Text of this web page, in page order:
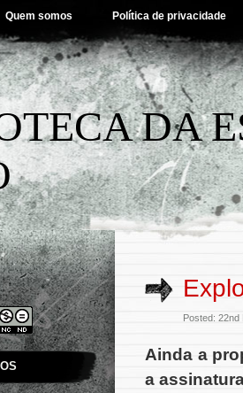
Quem somos Política de privacidade
DA
Posted:
Ainda a
a